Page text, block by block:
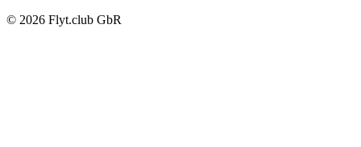
© 2026 Flyt.club GbR